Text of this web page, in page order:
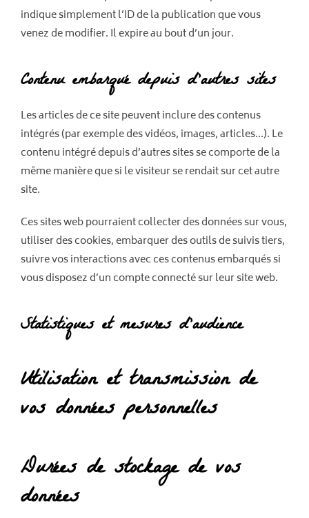
indique simplement l’ID de la publication que vous
venez de modifier. Il expire au bout d’un jour.
Contenu embarqué depuis d’autres sites
Les articles de ce site peuvent inclure des contenus
intégrés (par exemple des vidéos, images, articles…). Le
contenu intégré depuis d’autres sites se comporte de la
même manière que si le visiteur se rendait sur cet autre
site.
Ces sites web pourraient collecter des données sur vous,
utiliser des cookies, embarquer des outils de suivis tiers,
suivre vos interactions avec ces contenus embarqués si
vous disposez d’un compte connecté sur leur site web.
Statistiques et mesures d’audience
Utilisation et transmission de
vos données personnelles
Durées de stockage de vos
données